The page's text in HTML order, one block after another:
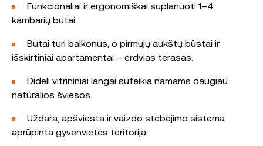
Funkcionaliai ir ergonomiškai suplanuoti 1–4
kambarių butai.
Butai turi balkonus, o pirmųjų aukštų būstai ir
išskirtiniai apartamentai – erdvias terasas.
Dideli vitrininiai langai suteikia namams daugiau
natūralios šviesos.
Uždara, apšviesta ir vaizdo stebėjimo sistema
aprūpinta gyvenvietės teritorija.